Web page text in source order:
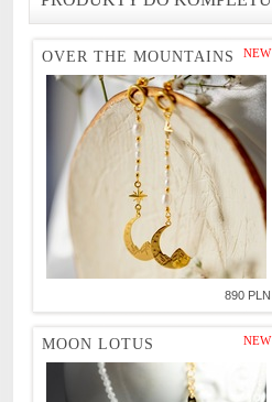
OVER THE MOUNTAINS NEW
890 PLN
MOON LOTUS NEW